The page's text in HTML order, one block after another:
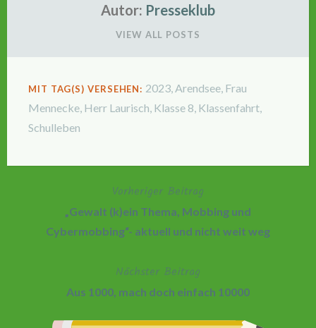
Autor: Presseklub
VIEW ALL POSTS
MIT TAG(S) VERSEHEN: 2023,Arendsee, Frau
Mennecke, Herr Laurisch, Klasse 8, Klassenfahrt,
Schulleben
BeitragsnavigationVorheriger Beitrag
„Gewalt (k)ein Thema, Mobbing und
Cybermobbing“- aktuell und nicht weit weg
Nächster Beitrag
Aus 1000, mach doch einfach 10000